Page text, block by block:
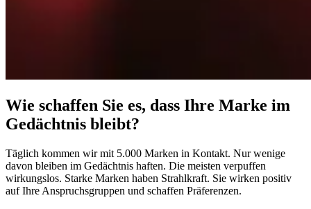
Wie schaffen Sie es, dass Ihre Marke im
Gedächtnis bleibt?
Täglich kommen wir mit 5.000 Marken in Kontakt. Nur wenige
davon bleiben im Gedächtnis haften. Die meisten verpuffen
wirkungslos. Starke Marken haben Strahlkraft. Sie wirken positiv
auf Ihre Anspruchsgruppen und schaffen Präferenzen.